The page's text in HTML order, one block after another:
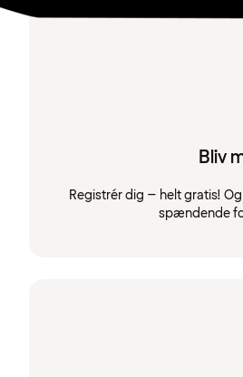
Bliv
Registrér dig – helt gratis!
spændende